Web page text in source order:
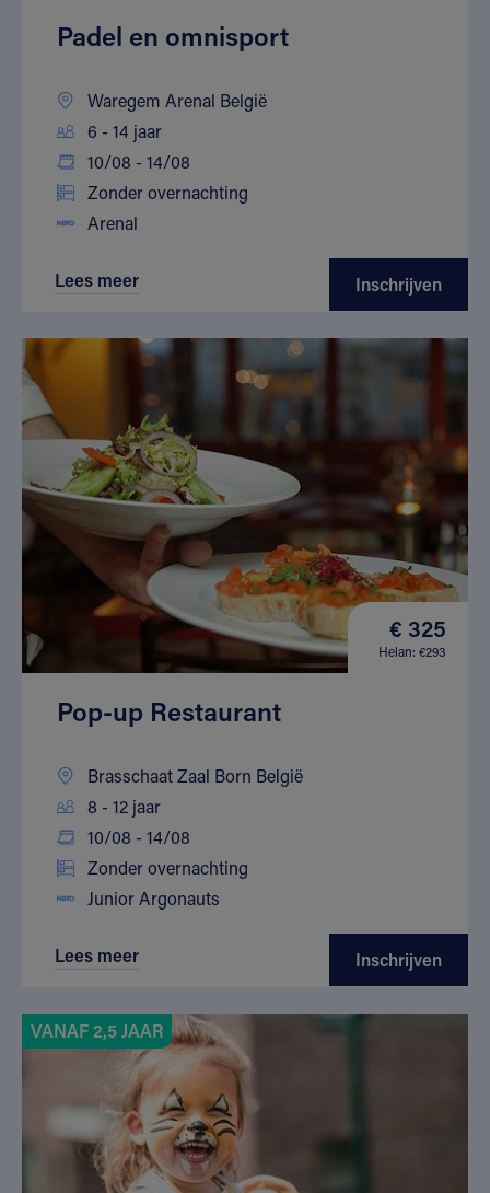
Padel en omnisport
Waregem Arenal België
6 - 14 jaar
10/08 - 14/08
Zonder overnachting
Arenal
Lees meer Inschrijven
€ 325
Helan: €293
Pop-up Restaurant
Brasschaat Zaal Born België
8 - 12 jaar
10/08 - 14/08
Zonder overnachting
Junior Argonauts
Lees meer Inschrijven
VANAF 2,5 JAAR